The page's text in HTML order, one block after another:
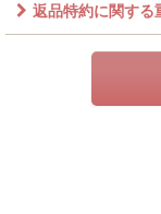
返品特約に関する